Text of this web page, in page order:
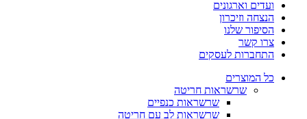
ועדים וארגונים
הנצחה וזיכרון
הסיפור שלנו
צרו קשר
התחברות לעסקים
כל המוצרים
שרשראות חריטה
שרשראות כנפיים
שרשראות לב עם חריטה